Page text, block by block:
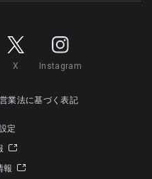
X Instagram
業法に基づく表記
定
報